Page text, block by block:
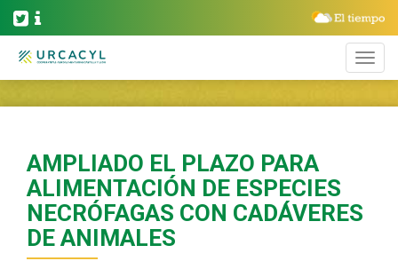
AMPLIADO EL PLAZO PARA
ALIMENTACIÓN DE ESPECIES
NECRÓFAGAS CON CADÁVERES
DE ANIMALES